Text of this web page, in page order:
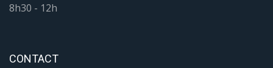
8h30 - 12h
CONTACT